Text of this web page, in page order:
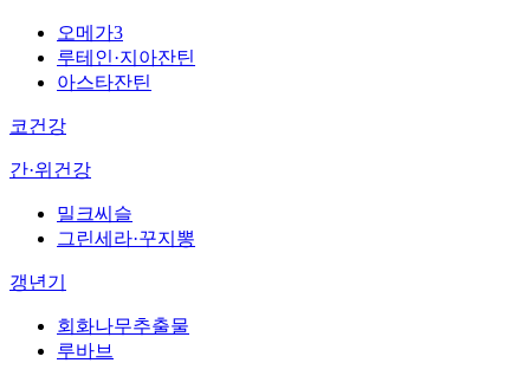
오메가3
루테인·지아잔틴
아스타잔틴
코건강
간·위건강
밀크씨슬
그린세라·꾸지뽕
갱년기
회화나무추출물
루바브